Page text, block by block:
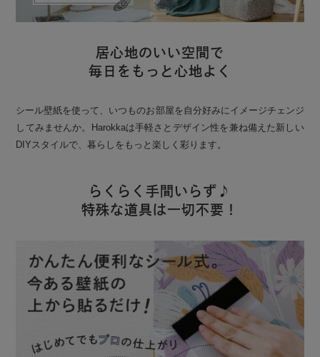
居心地のいい空間で
毎日をもっと心地よく
シール壁紙を使って、いつものお部屋を自分好みにイメージチェンジ
してみませんか。Harokkaは手軽さとデザイン性を兼ね備えた新しい
DIYスタイルで、暮らしをもっと楽しく彩ります。
らくらく手間いらず♪
特殊な道具は一切不要！